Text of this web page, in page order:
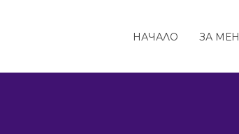
НАЧАЛО ЗА МЕН